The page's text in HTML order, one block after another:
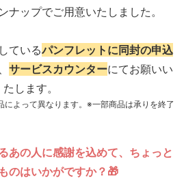
ナップでご用意いたしました。
ているパンフレットに同封の申込
サービスカウンターにてお願いい
たします。
よって異なります。※一部商品は承りを終了
あの人に感謝を込めて、ちょっと
のはいかがですか？🎁